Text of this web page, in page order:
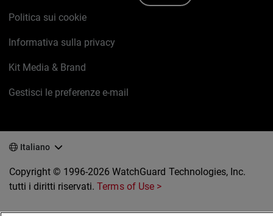
Politica sui cookie
Informativa sulla privacy
Kit Media & Brand
Gestisci le preferenze e-mail
Italiano
Copyright © 1996-2026 WatchGuard Technologies, Inc.
tutti i diritti riservati.Terms of Use >